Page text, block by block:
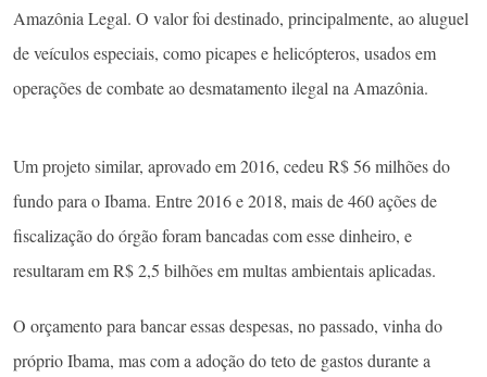
Amazônia Legal. O valor foi destinado, principalmente, ao aluguel
de veículos especiais, como picapes e helicópteros, usados em
operações de combate ao desmatamento ilegal na Amazônia.
Um projeto similar, aprovado em 2016, cedeu R$ 56 milhões do
fundo para o Ibama. Entre 2016 e 2018, mais de 460 ações de
fiscalização do órgão foram bancadas com esse dinheiro, e
resultaram em R$ 2,5 bilhões em multas ambientais aplicadas.
O orçamento para bancar essas despesas, no passado, vinha do
próprio Ibama, mas com a adoção do teto de gastos durante a